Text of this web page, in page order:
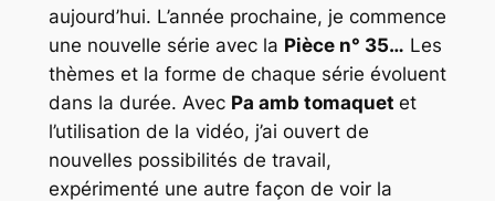
aujourd’hui. L’année prochaine, je commence
une nouvelle série avec la Pièce n° 35… Les
thèmes et la forme de chaque série évoluent
dans la durée. Avec Pa amb tomaquet et
l’utilisation de la vidéo, j’ai ouvert de
nouvelles possibilités de travail,
expérimenté une autre façon de voir la